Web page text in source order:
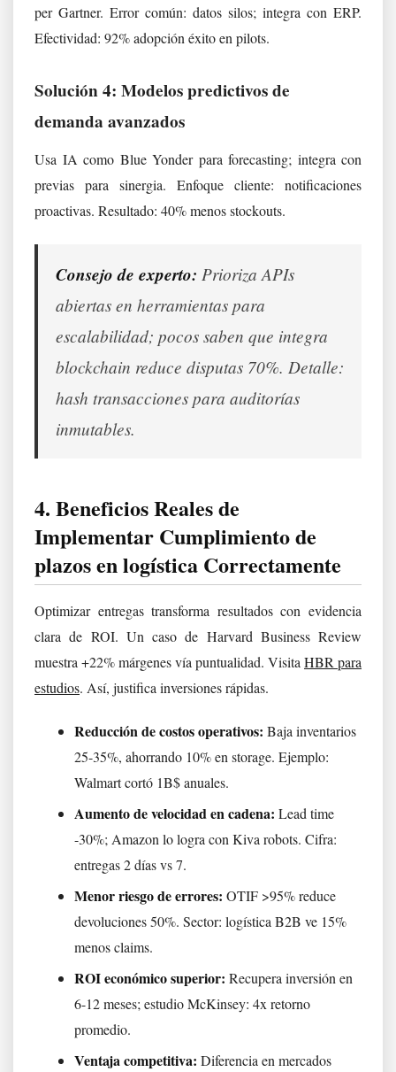
per Gartner. Error común: datos silos; integra con ERP.
Efectividad: 92% adopción éxito en pilots.
Solución 4: Modelos predictivos de
demanda avanzados
Usa IA como Blue Yonder para forecasting; integra con
previas para sinergia. Enfoque cliente: notificaciones
proactivas. Resultado: 40% menos stockouts.
Consejo de experto: Prioriza APIs
abiertas en herramientas para
escalabilidad; pocos saben que integra
blockchain reduce disputas 70%. Detalle:
hash transacciones para auditorías
inmutables.
4. Beneficios Reales de
Implementar Cumplimiento de
plazos en logística Correctamente
Optimizar entregas transforma resultados con evidencia
clara de ROI. Un caso de Harvard Business Review
muestra +22% márgenes vía puntualidad. Visita HBR para
estudios. Así, justifica inversiones rápidas.
Reducción de costos operativos: Baja inventarios
25-35%, ahorrando 10% en storage. Ejemplo:
Walmart cortó 1B$ anuales.
Aumento de velocidad en cadena: Lead time
-30%; Amazon lo logra con Kiva robots. Cifra:
entregas 2 días vs 7.
Menor riesgo de errores: OTIF >95% reduce
devoluciones 50%. Sector: logística B2B ve 15%
menos claims.
ROI económico superior: Recupera inversión en
6-12 meses; estudio McKinsey: 4x retorno
promedio.
Ventaja competitiva: Diferencia en mercados